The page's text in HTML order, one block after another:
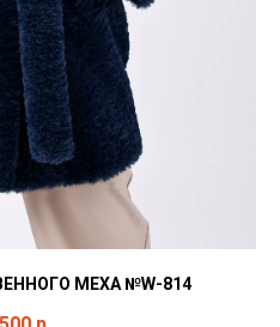
МЕХА №W-814